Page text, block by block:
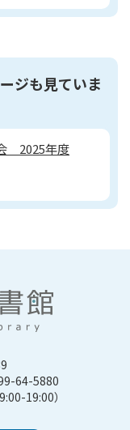
ジも見ていま
2025年度
64-5880
19:00）